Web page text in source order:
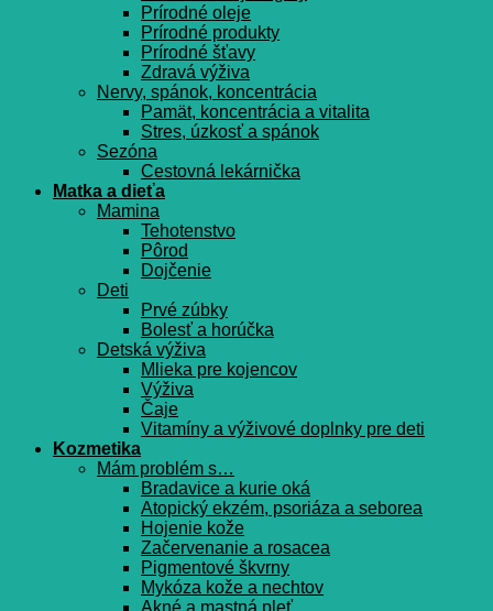
Prírodné oleje
Prírodné produkty
Prírodné šťavy
Zdravá výživa
Nervy, spánok, koncentrácia
Pamät, koncentrácia a vitalita
Stres, úzkosť a spánok
Sezóna
Cestovná lekárnička
Matka a dieťa
Mamina
Tehotenstvo
Pôrod
Dojčenie
Deti
Prvé zúbky
Bolesť a horúčka
Detská výživa
Mlieka pre kojencov
Výživa
Čaje
Vitamíny a výživové doplnky pre deti
Kozmetika
Mám problém s…
Bradavice a kurie oká
Atopický ekzém, psoriáza a seborea
Hojenie kože
Začervenanie a rosacea
Pigmentové škvrny
Mykóza kože a nechtov